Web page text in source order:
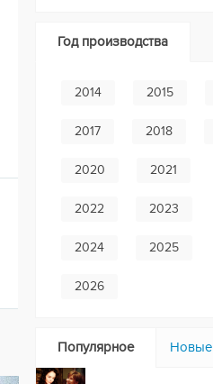
Год производства
2014 2015
2017 2018
2020 2021
2022 2023
2024 2025
2026
Популярное